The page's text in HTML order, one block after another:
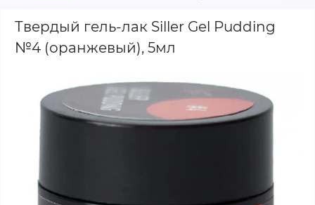
Твердый гель-лак Siller Gel Pudding
№4 (оранжевый), 5мл